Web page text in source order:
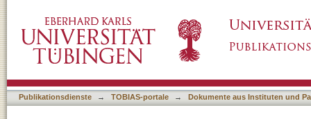
Publikationsdienste → TOBIAS-portale → Dokumente aus Instituten und